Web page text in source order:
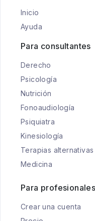
Inicio
Ayuda
Para consultantes
Derecho
Psicología
Nutrición
Fonoaudiología
Psiquiatra
Kinesiología
Terapias alternativas
Medicina
Para profesionales
Crear una cuenta